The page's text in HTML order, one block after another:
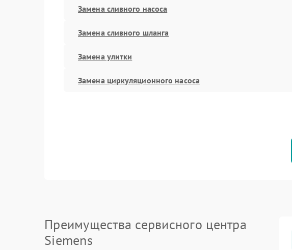
Замена сливного насоса
Замена сливного шланга
Замена улитки
Замена циркуляционного насоса
Преимущества сервисного центра
Siemens